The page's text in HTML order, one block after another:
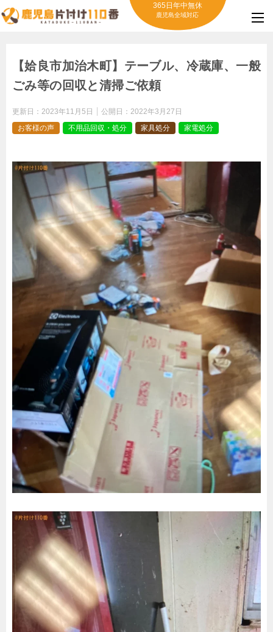
365日年中無休
鹿児島全域対応
【姶良市加治木町】テーブル、冷蔵庫、一般
ごみ等の回収と清掃ご依頼
更新日： 2023年11月5日 公開日： 2022年3月27日
お客様の声
不用品回収・処分 家具処分 家電処分